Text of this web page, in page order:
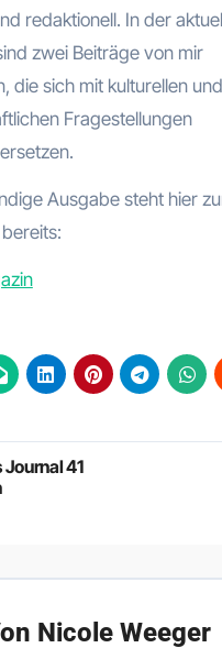
redaktionell. In der
zwei Beiträge von mir
die sich mit kulturellen und
Fragestellungen
Ausgabe steht hier
41
Nicole Weeger